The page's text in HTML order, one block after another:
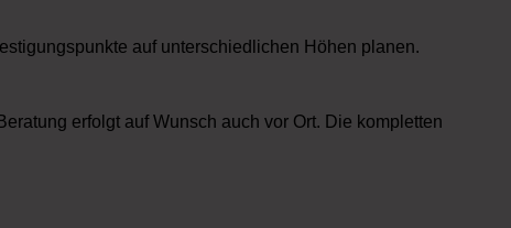
auf unterschiedlichen Höhen planen.
erfolgt auf Wunsch auch vor Ort. Die kompletten